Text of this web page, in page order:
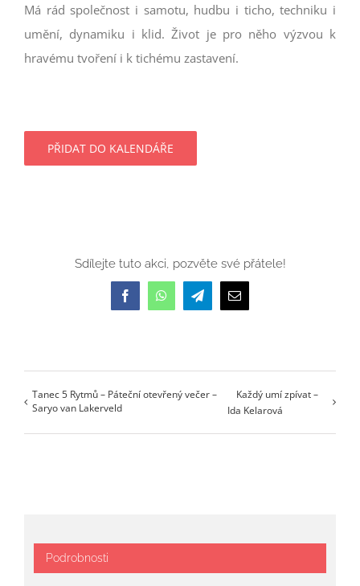
Má rád společnost i samotu, hudbu i ticho, techniku i
umění, dynamiku i klid. Život je pro něho výzvou k
hravému tvoření i k tichému zastavení.
PŘIDAT DO KALENDÁŘE
Sdílejte tuto akci, pozvěte své přátele!
FacebookWhatsAppTelegram
E-
mail
Tanec 5 Rytmů – Páteční otevřený večer –
Saryo van Lakerveld
Každý umí zpívat –
Ida Kelarová
Podrobnosti